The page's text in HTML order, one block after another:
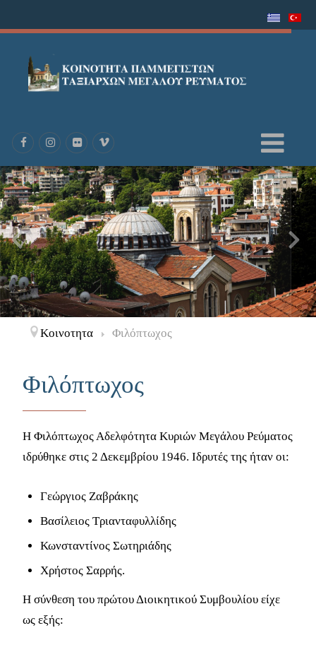
Κοινοτητα Φιλόπτωχος
Φιλόπτωχος
Η Φιλόπτωχος Αδελφότητα Κυριών Μεγάλου Ρεύματος
ιδρύθηκε στις 2 Δεκεμβρίου 1946. Ιδρυτές της ήταν οι:
Γεώργιος Ζαβράκης
Βασίλειος Τριανταφυλλίδης
Κωνσταντίνος Σωτηριάδης
Χρήστος Σαρρής.
Η σύνθεση του πρώτου Διοικητικού Συμβουλίου είχε
ως εξής: